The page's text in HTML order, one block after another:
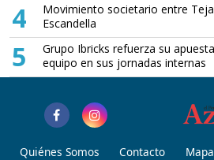
4
Movimiento societario entre
Escandella
5
Grupo Ibricks refuerza su
equipo en sus jornadas internas
Quiénes Somos Contacto